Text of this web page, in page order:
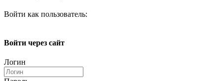
Войти как пользователь:
Войти через сайт
Логин